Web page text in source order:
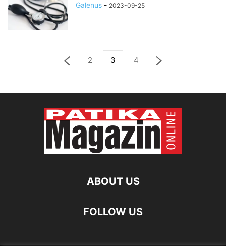
Galenus - 2023-09-25
2 3 4
ABOUT US
FOLLOW US